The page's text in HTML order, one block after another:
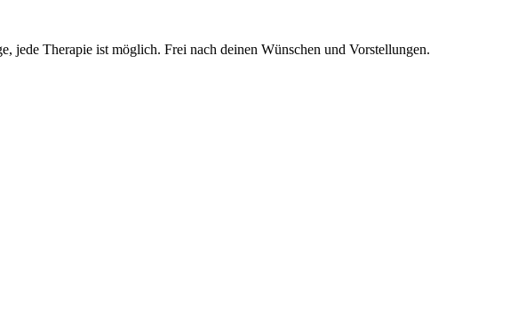
jede Therapie ist möglich. Frei nach deinen Wünschen und Vorstellungen.